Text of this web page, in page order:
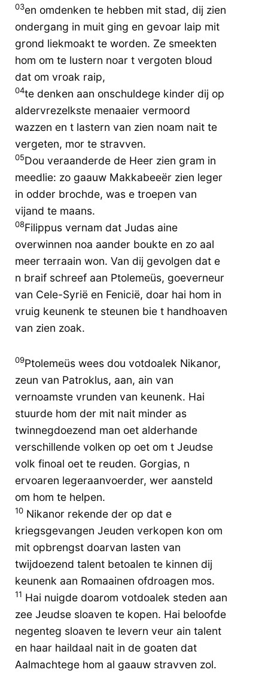
03en omdenken te hebben mit stad, dij zien
ondergang in muit ging en gevoar laip mit
grond liekmoakt te worden. Ze smeekten
hom om te lustern noar t vergoten bloud
dat om vroak raip,
04te denken aan onschuldege kinder dij op
aldervrezelkste menaaier vermoord
wazzen en t lastern van zien noam nait te
vergeten, mor te stravven.
05Dou veraanderde de Heer zien gram in
meedlie: zo gaauw Makkabeeër zien leger
in odder brochde, was e troepen van
vijand te maans.
08Filippus vernam dat Judas aine
overwinnen noa aander boukte en zo aal
meer terraain won. Van dij gevolgen dat e
n braif schreef aan Ptolemeüs, goeverneur
van Cele-Syrië en Fenicië, doar hai hom in
vruig keunenk te steunen bie t handhoaven
van zien zoak.
09Ptolemeüs wees dou votdoalek Nikanor,
zeun van Patroklus, aan, ain van
vernoamste vrunden van keunenk. Hai
stuurde hom der mit nait minder as
twinnegdoezend man oet alderhande
verschillende volken op oet om t Jeudse
volk finoal oet te reuden. Gorgias, n
ervoaren legeraanvoerder, wer aansteld
om hom te helpen.
10 Nikanor rekende der op dat e
kriegsgevangen Jeuden verkopen kon om
mit opbrengst doarvan lasten van
twijdoezend talent betoalen te kinnen dij
keunenk aan Romaainen ofdroagen mos.
11 Hai nuigde doarom votdoalek steden aan
zee Jeudse sloaven te kopen. Hai beloofde
negenteg sloaven te levern veur ain talent
en haar haildaal nait in de goaten dat
Aalmachtege hom al gaauw stravven zol.